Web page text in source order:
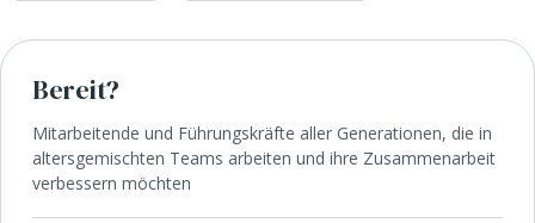
Bereit?
Mitarbeitende und Führungskräfte aller Generationen, die in
altersgemischten Teams arbeiten und ihre Zusammenarbeit
verbessern möchten